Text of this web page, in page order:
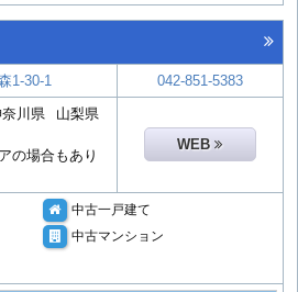
1-30-1
042-851-5383
川県
山梨県
の場合もあり
WEB
中古一戸建て
中古マンション